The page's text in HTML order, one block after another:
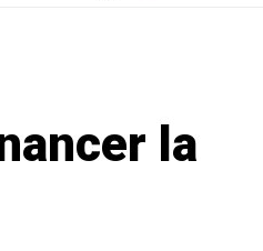
la